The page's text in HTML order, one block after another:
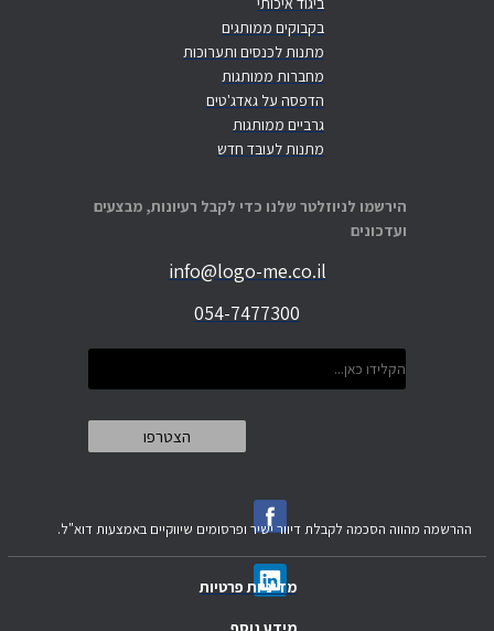
בקבוקים ממותגים
מתנות לכנסים ותערוכות
מחברות ממותגות
הדפסה על גאדג'טים
גרביים ממותגות
מתנות לעובד חדש
הירשמו לניוזלטר שלנו כדי לקבל רעיונות, מבצעים
ועדכונים
info@logo-me.co.il
054-7477300
מדיניות פרטיות
ההרשמה מהווה הסכמה לקבלת דיוור ישיר ופרסומים שיווקיים באמצעות דוא"ל.